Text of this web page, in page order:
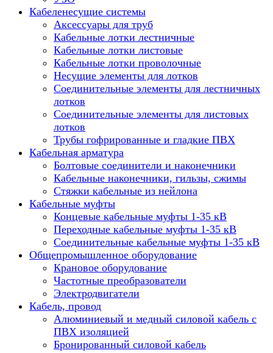
Кабеленесущие системы
Аксессуары для труб
Кабельные лотки лестничные
Кабельные лотки листовые
Кабельные лотки проволочные
Несущие элементы для лотков
Соединительные элементы для лестничных
лотков
Соединительные элементы для листовых
лотков
Трубы гофрированные и гладкие ПВХ
Кабельная арматура
Болтовые соединители и наконечники
Кабельные наконечники, гильзы, сжимы
Стяжки кабельные из нейлона
Кабельные муфты
Концевые кабельные муфты 1-35 кВ
Переходные кабельные муфты 1-35 кВ
Соединительные кабельные муфты 1-35 кВ
Общепромышленное оборудование
Крановое оборудование
Частотные преобразователи
Электродвигатели
Кабель, провод
Алюминиевый и медный силовой кабель с
ПВХ изоляцией
Бронированный силовой кабель